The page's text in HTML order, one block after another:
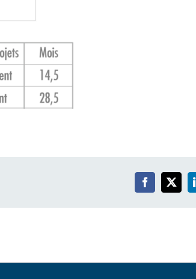
Facebook
X